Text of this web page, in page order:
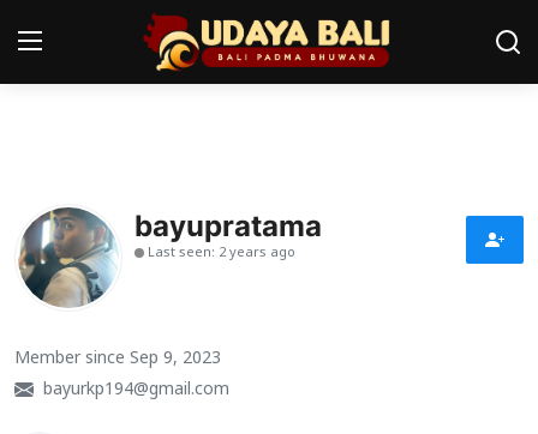
Pura
Desa Adat
Tradisi
Kearifan lokal
bayupratama
Last seen: 2 years ago
Member since Sep 9, 2023
bayurkp194@gmail.com